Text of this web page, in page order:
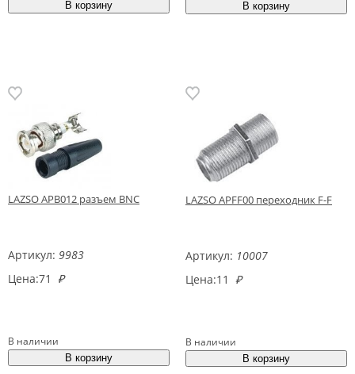
LAZSO APB012 разъем BNC
Артикул: 9983
Цена:71 ₽
В наличии
LAZSO APFF00 переходник F-F
Артикул: 10007
Цена:11 ₽
В наличии